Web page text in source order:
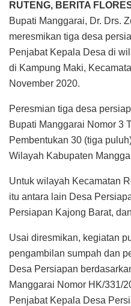
RUTENG, BERITA
Bupati Manggarai, Dr. Drs.
meresmikan tiga desa
Penjabat Kepala Desa di
di Kampung Maki,
November 2020.
Peresmian tiga desa
Bupati Manggarai Nomor 3
Pembentukan 30 (tiga
Wilayah Kabupaten
Untuk wilayah Kecamatan
itu antara lain Desa
Persiapan Kajong Barat,
Usai diresmikan, kegiatan
pengambilan sumpah dan
Desa Persiapan
Manggarai Nomor HK/331/
Penjabat Kepala Desa